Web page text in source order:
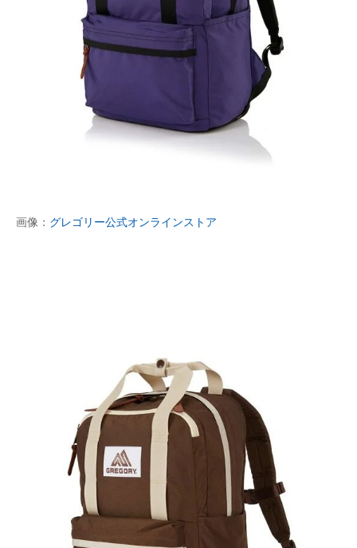
画像： グレゴリー公式オンラインストア